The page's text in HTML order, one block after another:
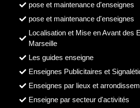
pose et maintenance d'enseignes
pose et maintenance d'enseignes
Localisation et Mise en Avant des
Marseille
Les guides enseigne
Enseignes Publicitaires et
Enseignes par lieux et
Enseigne par secteur d'activités